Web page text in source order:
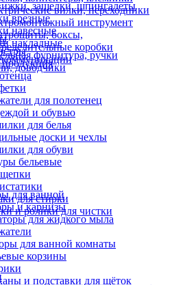
вилки, переходники
инструмент
боксы,
коробки
защелки, шпингалеты
врезные
навесные
накладные
фурнитура, ручки
доводчики
для полотенец
и обувью
для белья
доски и чехлы
для обуви
бельевые
для стирки
и ролики для чистки
для ванной
и карнизы
для жидкого мыла
для ванной комнаты
корзины
и подставки для щёток